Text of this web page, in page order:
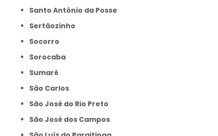
Santo Antônio da Posse
Sertãozinho
Socorro
Sorocaba
Sumaré
São Carlos
São José do Rio Preto
São José dos Campos